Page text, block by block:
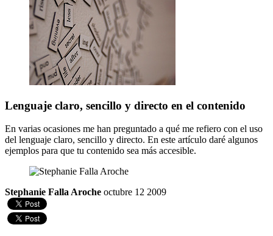
Lenguaje claro, sencillo y directo en el contenido
En varias ocasiones me han preguntado a qué me refiero con el uso
del lenguaje claro, sencillo y directo. En este artículo daré algunos
ejemplos para que tu contenido sea más accesible.
Stephanie Falla Aroche octubre 12 2009